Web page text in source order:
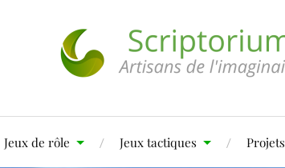
Jeux de rôle Jeux tactiques Projets